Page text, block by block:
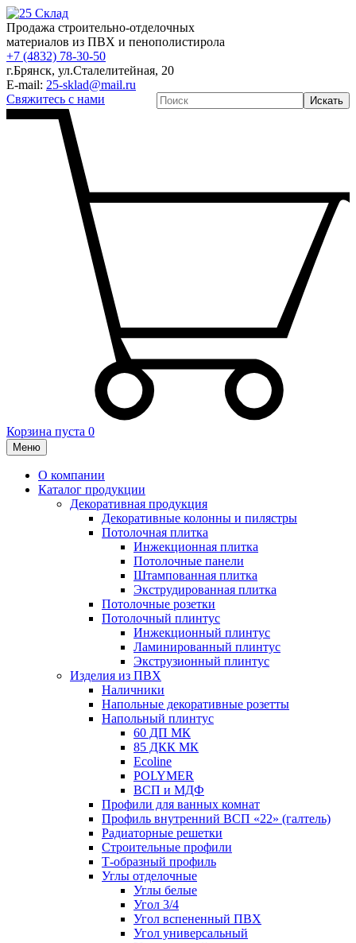
Продажа строительно-отделочных
материалов из ПВХ и пенополистирола
+7 (4832) 78-30-50
г.Брянск, ул.Сталелитейная, 20
E-mail: 25-sklad@mail.ru
Свяжитесь с нами
Искать
Корзина пуста 0
Меню
О компании
Каталог продукции
Декоративная продукция
Декоративные колонны и пилястры
Потолочная плитка
Инжекционная плитка
Потолочные панели
Штампованная плитка
Экструдированная плитка
Потолочные розетки
Потолочный плинтус
Инжекционный плинтус
Ламинированный плинтус
Экструзионный плинтус
Изделия из ПВХ
Наличники
Напольные декоративные розетты
Напольный плинтус
60 ДП МК
85 ДКК МК
Ecoline
POLYMER
ВСП и МДФ
Профили для ванных комнат
Профиль внутренний ВСП «22» (галтель)
Радиаторные решетки
Строительные профили
Т-образный профиль
Углы отделочные
Углы белые
Угол 3/4
Угол вспененный ПВХ
Угол универсальный